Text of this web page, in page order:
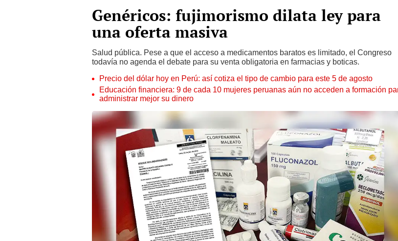
Genéricos: fujimorismo dilata ley para
una oferta masiva
Salud pública. Pese a que el acceso a medicamentos baratos es limitado, el Congreso
todavía no agenda el debate para su venta obligatoria en farmacias y boticas.
Precio del dólar hoy en Perú: así cotiza el tipo de cambio para este 5 de agosto
Educación financiera: 9 de cada 10 mujeres peruanas aún no acceden a formación
administrar mejor su dinero